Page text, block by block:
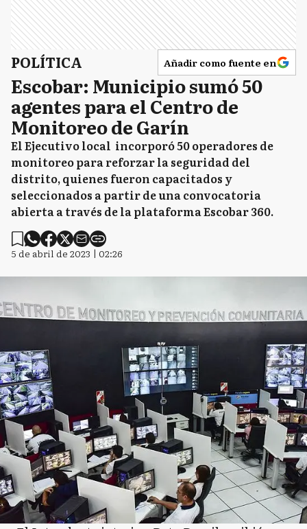
POLÍTICA Añadir como fuente en
Escobar: Municipio sumó 50
agentes para el Centro de
Monitoreo de Garín
El Ejecutivo local incorporó 50 operadores de
monitoreo para reforzar la seguridad del
distrito, quienes fueron capacitados y
seleccionados a partir de una convocatoria
abierta a través de la plataforma Escobar 360.
5 de abril de 2023 | 02:26